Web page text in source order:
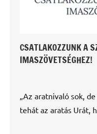
CSATLAKOZZUNK A
IMASZÖVETSÉGHEZ!
„Az aratnivaló sok,
tehát az aratás Urát,